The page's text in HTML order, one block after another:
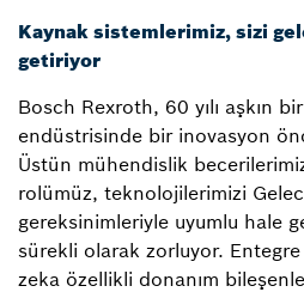
Kaynak sistemlerimiz, sizi
getiriyor
Bosch Rexroth, 60 yılı aşkın
endüstrisinde bir inovasyon
Üstün mühendislik
rolümüz, teknolojilerimizi
gereksinimleriyle uyumlu hale
sürekli olarak zorluyor.
zeka özellikli donanım